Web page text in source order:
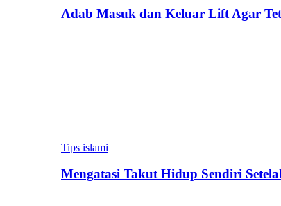
Adab Masuk dan Keluar Lift Agar
Tips islami
Mengatasi Takut Hidup Sendiri